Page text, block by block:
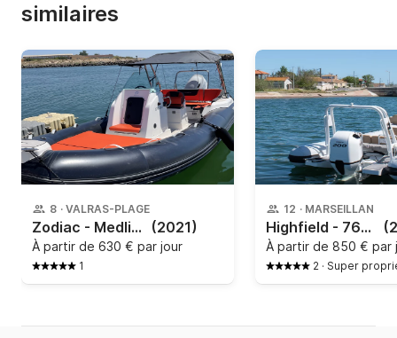
similaires
8 · VALRAS-PLAGE
Zodiac - Medline 680 (2021)
À partir de 630 € par jour
1
12 · MARSEILLAN
Highfield - 760 Sport med
À partir de 850 € par
2 · Super